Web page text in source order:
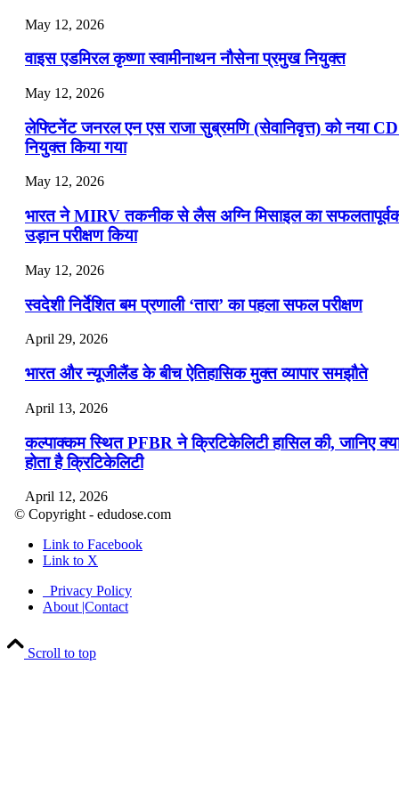
May 12, 2026
वाइस एडमिरल कृष्णा स्वामीनाथन नौसेना प्रमुख नियुक्त
May 12, 2026
लेफ्टिनेंट जनरल एन एस राजा सुब्रमणि (सेवानिवृत्त) को नया
नियुक्त किया गया
May 12, 2026
भारत ने MIRV तकनीक से लैस अग्नि मिसाइल का
उड़ान परीक्षण किया
May 12, 2026
स्वदेशी निर्देशित बम प्रणाली ‘तारा’ का पहला सफल परीक्षण
April 29, 2026
भारत और न्यूजीलैंड के बीच ऐतिहासिक मुक्त व्यापार समझौते
April 13, 2026
कल्पाक्कम स्थित PFBR ने क्रिटिकेलिटी हासिल की, जानिए
होता है क्रिटिकेलिटी
April 12, 2026
April 9, 2026
नासा का आर्टेमिस-2 मिशन: मनुष्य एक बार फिर से चंद्रमा के
पहुंचा
April 7, 2026
© Copyright - edudose.com
Link to Facebook
Link to X
Privacy Policy
About |Contact
Scroll to top